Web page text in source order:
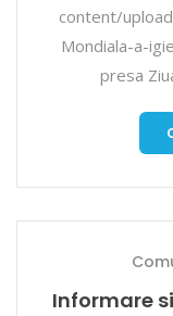
content/
Mondiala-a-
presa
Informare